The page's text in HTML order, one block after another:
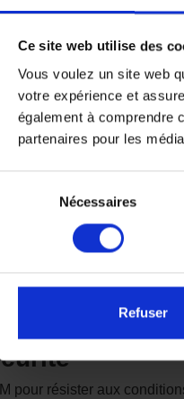
Ce site web utilise des
Vous voulez un site web
votre expérience et
également à comprendre
partenaires pour les
consentement
Nécessaires
Refuser
et ajustement
pour votre vidange
: filtration et étanchéité
: fiabilité et performance
les moteurs KTM,
ou d’incompatibilité
efficacement les
optimal pour garantir un
pour résister aux